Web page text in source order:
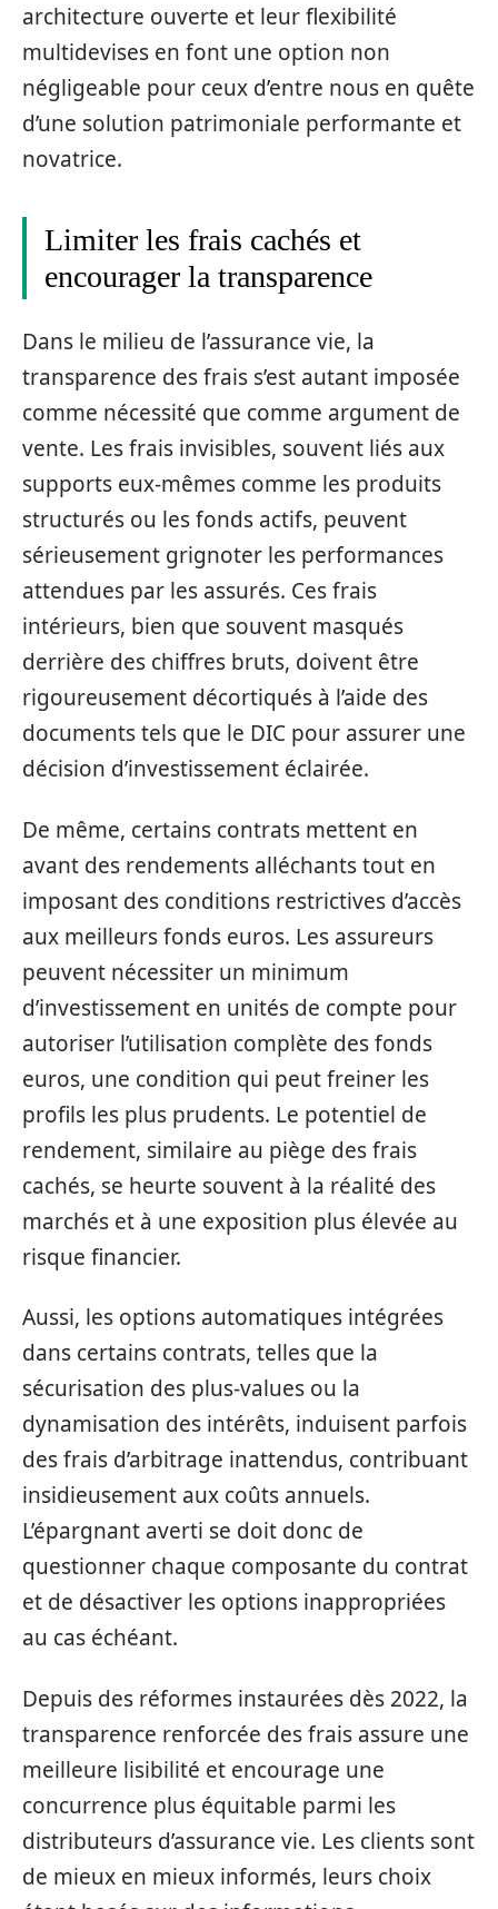
architecture ouverte et leur flexibilité
multidevises en font une option non
négligeable pour ceux d’entre nous en quête
d’une solution patrimoniale performante et
novatrice.
Limiter les frais cachés et
encourager la transparence
Dans le milieu de l’assurance vie, la
transparence des frais s’est autant imposée
comme nécessité que comme argument de
vente. Les frais invisibles, souvent liés aux
supports eux-mêmes comme les produits
structurés ou les fonds actifs, peuvent
sérieusement grignoter les performances
attendues par les assurés. Ces frais
intérieurs, bien que souvent masqués
derrière des chiffres bruts, doivent être
rigoureusement décortiqués à l’aide des
documents tels que le DIC pour assurer une
décision d’investissement éclairée.
De même, certains contrats mettent en
avant des rendements alléchants tout en
imposant des conditions restrictives d’accès
aux meilleurs fonds euros. Les assureurs
peuvent nécessiter un minimum
d’investissement en unités de compte pour
autoriser l’utilisation complète des fonds
euros, une condition qui peut freiner les
profils les plus prudents. Le potentiel de
rendement, similaire au piège des frais
cachés, se heurte souvent à la réalité des
marchés et à une exposition plus élevée au
risque financier.
Aussi, les options automatiques intégrées
dans certains contrats, telles que la
sécurisation des plus-values ou la
dynamisation des intérêts, induisent parfois
des frais d’arbitrage inattendus, contribuant
insidieusement aux coûts annuels.
L’épargnant averti se doit donc de
questionner chaque composante du contrat
et de désactiver les options inappropriées
au cas échéant.
Depuis des réformes instaurées dès 2022, la
transparence renforcée des frais assure une
meilleure lisibilité et encourage une
concurrence plus équitable parmi les
distributeurs d’assurance vie. Les clients sont
de mieux en mieux informés, leurs choix